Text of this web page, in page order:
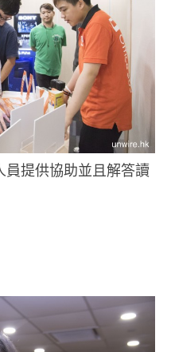
提供協助並且解答讀